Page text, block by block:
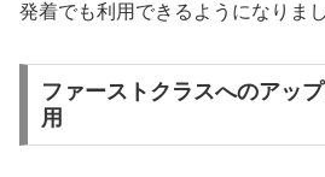
発着でも利用できるようになりまし
ファーストクラスへのアッ
用